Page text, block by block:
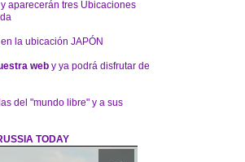
y aparecerán tres Ubicaciones
en la ubicación JAPÓN
web y ya podrá disfrutar de
del "mundo libre" y a sus
TODAY